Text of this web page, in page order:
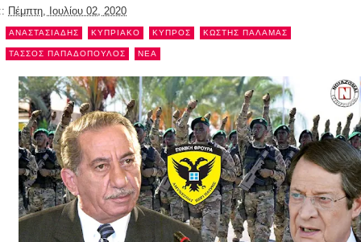
Πέμπτη, Ιουλίου 02, 2020
ΑΝΑΣΤΑΣΙΑΔΗΣ ΚΥΠΡΙΑΚΟ ΚΥΠΡΟΣ ΚΩΣΤΗΣ ΠΑΛΑΜΑΣ
ΤΑΣΣΟΣ ΠΑΠΑΔΟΠΟΥΛΟΣ NEA